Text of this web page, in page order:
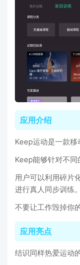
应用介绍
Keep运动是一款移
Keep能够针对不同
用户可以利用碎片
进行真人同步训练。
不要让工作毁掉你
应用亮点
结识同样热爱运动